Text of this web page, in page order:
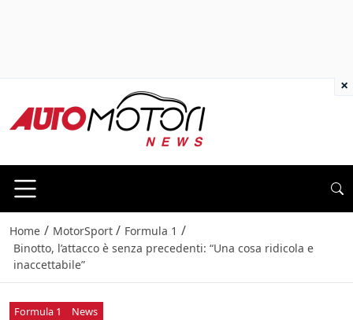
Home / MotorSport / Formula 1 /
Binotto, l’attacco è senza precedenti: “Una cosa ridicola e
inaccettabile”
Formula 1 News
×